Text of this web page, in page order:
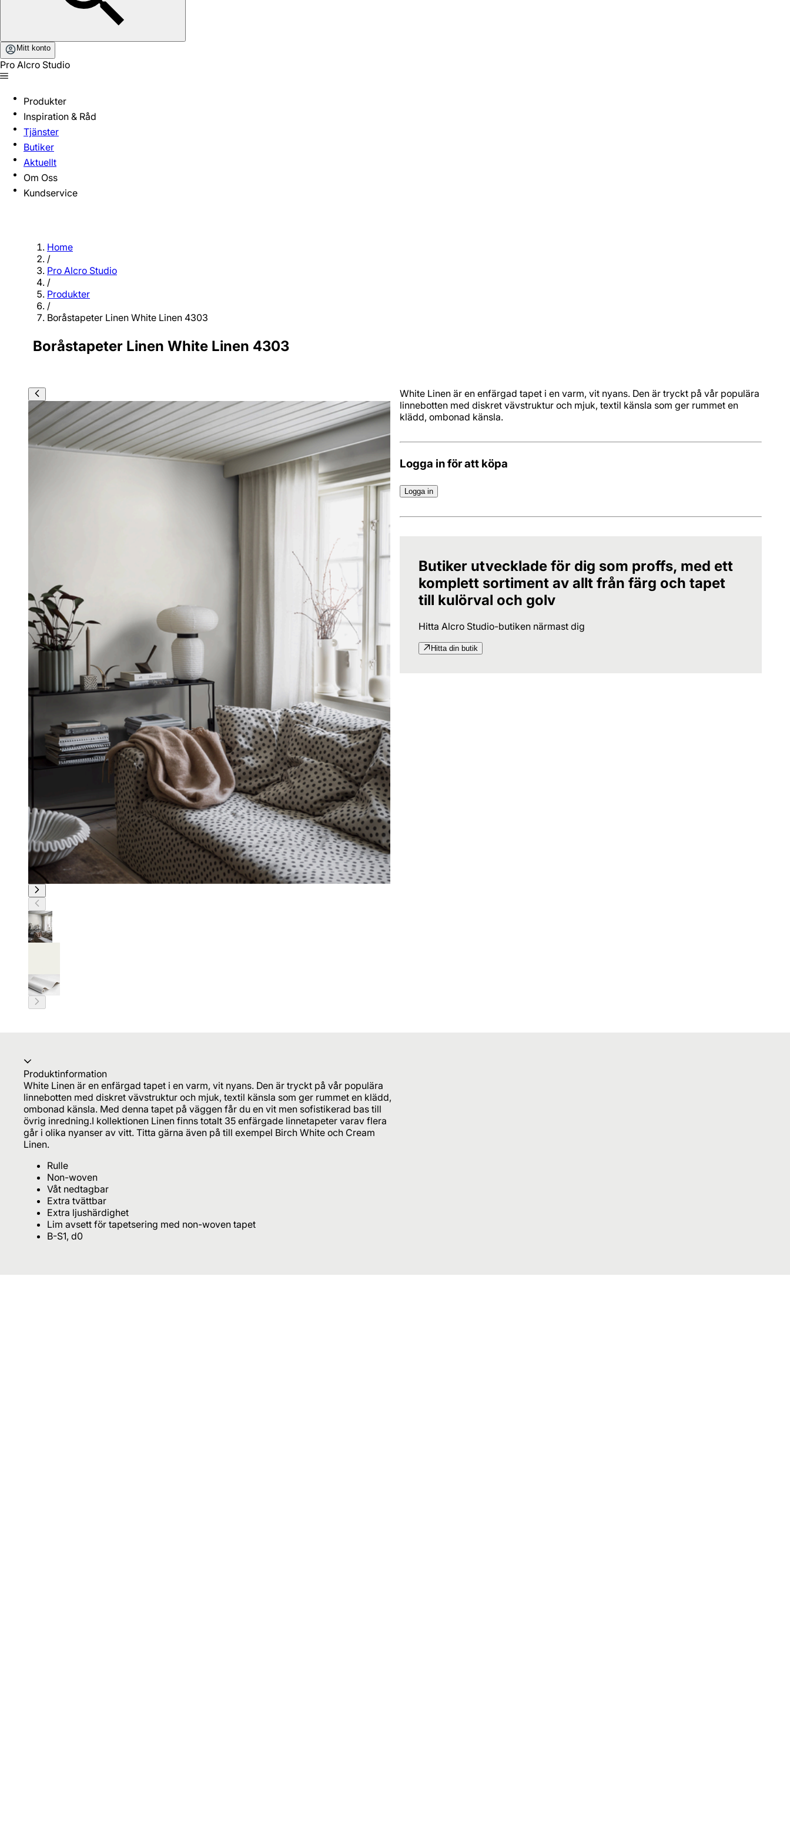
Mitt konto
Pro Alcro Studio
Produkter
Inspiration & Råd
Tjänster
Butiker
Aktuellt
Om Oss
Kundservice
Home
/
Pro Alcro Studio
/
Produkter
/
Boråstapeter Linen White Linen 4303
Boråstapeter Linen White Linen 4303
White Linen är en enfärgad tapet i en varm, vit nyans. Den är tryckt på vår populära
linnebotten med diskret vävstruktur och mjuk, textil känsla som ger rummet en
klädd, ombonad känsla.
Logga in för att köpa
Logga in
Butiker utvecklade för dig som proffs, med ett
komplett sortiment av allt från färg och tapet
till kulörval och golv
Hitta Alcro Studio-butiken närmast dig
Hitta din butik
Produktinformation
White Linen är en enfärgad tapet i en varm, vit nyans. Den är tryckt på vår populära
linnebotten med diskret vävstruktur och mjuk, textil känsla som ger rummet en klädd,
ombonad känsla. Med denna tapet på väggen får du en vit men sofistikerad bas till
övrig inredning.I kollektionen Linen finns totalt 35 enfärgade linnetapeter varav flera
går i olika nyanser av vitt. Titta gärna även på till exempel Birch White och Cream
Linen.
Rulle
Non-woven
Våt nedtagbar
Extra tvättbar
Extra ljushärdighet
Lim avsett för tapetsering med non-woven tapet
B-S1, d0